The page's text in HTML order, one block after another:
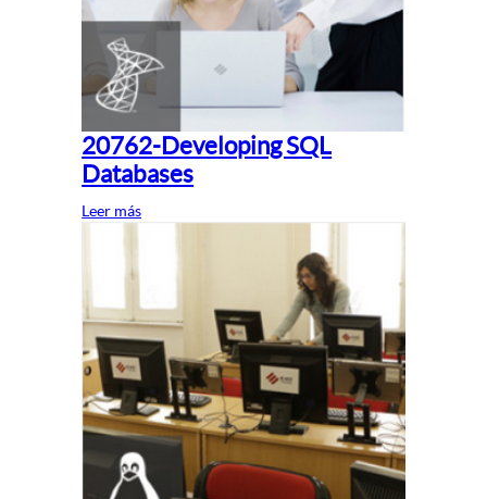
20762-Developing SQL
Databases
Leer más